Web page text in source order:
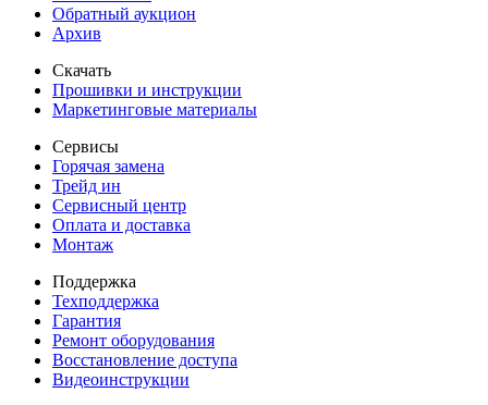
Обратный аукцион
Архив
Скачать
Прошивки и инструкции
Маркетинговые материалы
Сервисы
Горячая замена
Трейд ин
Сервисный центр
Оплата и доставка
Монтаж
Поддержка
Техподдержка
Гарантия
Ремонт оборудования
Восстановление доступа
Видеоинструкции